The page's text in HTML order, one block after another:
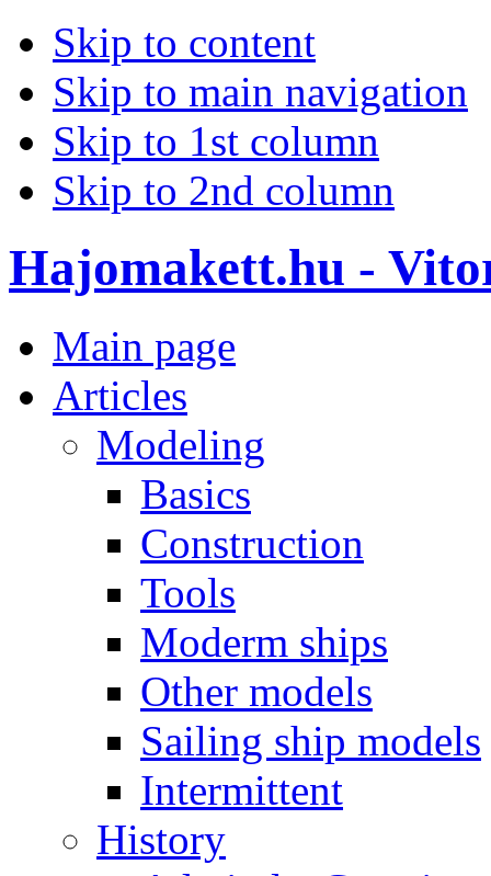
Skip to content
Skip to main navigation
Skip to 1st column
Skip to 2nd column
Hajomakett.hu -
Main page
Articles
Modeling
Basics
Construction
Tools
Moderm ships
Other models
Sailing ship models
Intermittent
History